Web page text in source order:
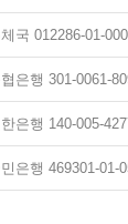
국 012286-01-
은행 301-0061-
은행 140-005-
은행 469301-01-